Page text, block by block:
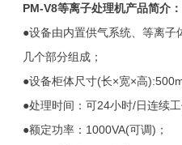
PM-V8等离子处理机产品简介：
●设备由内置供气系统、等离
几个部分组成；
●设备柜体尺寸(长×宽×高
●处理时间：可24小时/日连续工
●额定功率：1000VA(可调)；